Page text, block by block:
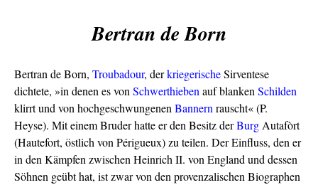
Bertran de Born
Bertran de Born, Troubadour, derkriegerischeSirventese
dichtete, »in denen es vonSchwerthiebenauf blankenSchilden
klirrt und von hochgeschwungenenBannernrauscht« (P.
Heyse). Mit einem Bruder hatte er den Besitz derBurgAutafòrt
(Hautefort, östlich von Périgueux) zu teilen. Der Einfluss, den er
in den Kämpfen zwischen Heinrich II. von England und dessen
Söhnen geübt hat, ist zwar von den provenzalischen Biographen